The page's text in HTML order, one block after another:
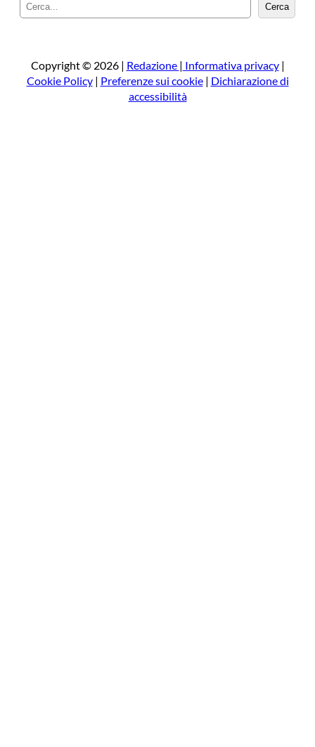
e
a
Cerca
Copyright © 2026 | Redazione | Informativa privacy|
Cookie Policy| Preferenze sui cookie| Dichiarazione di
accessibilità